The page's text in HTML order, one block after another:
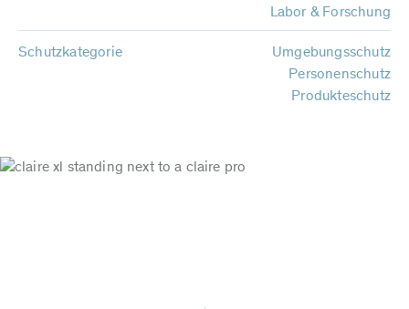
Labor & Forschung
Schutzkategorie
Umgebungsschutz
Personenschutz
Produkteschutz